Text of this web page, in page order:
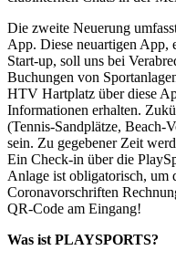
Die zweite Neuerung
App. Diese neuartigen App,
Start-up, soll uns bei
Buchungen von
HTV Hartplatz über diese
Informationen erhalten.
(Tennis-Sandplätze, Beach-
sein. Zu gegebener Zeit
Ein Check-in über die
Anlage ist obligatorisch, um
Coronavorschriften
QR-Code am Eingang!
Was ist PLAYSPORTS?